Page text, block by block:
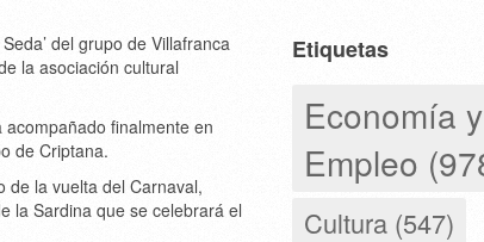
del grupo de Villafranca
la asociación cultural
finalmente en
de Criptana.
de la vuelta del Carnaval,
la Sardina que se celebrará el
Etiquetas
Economía y
Empleo
Cultura (547)